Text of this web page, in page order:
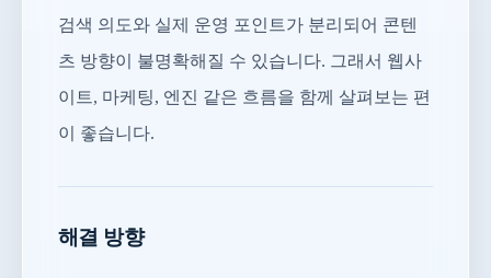
검색 의도와 실제 운영 포인트가 분리되어 콘텐
츠 방향이 불명확해질 수 있습니다. 그래서 웹사
이트, 마케팅, 엔진 같은 흐름을 함께 살펴보는 편
이 좋습니다.
해결 방향